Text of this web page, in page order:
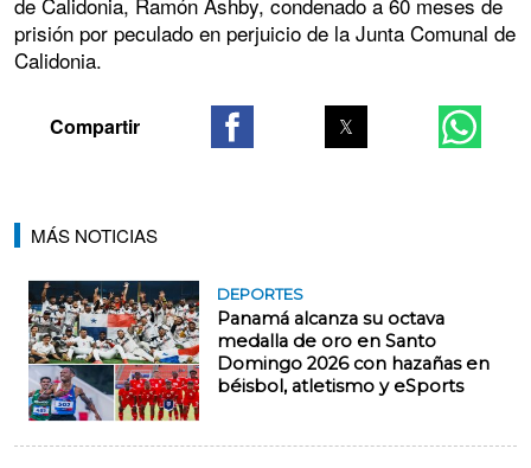
prisión por peculado en perjuicio de la Junta Comunal de
Calidonia.
MÁS NOTICIAS
DEPORTES
Panamá alcanza su octava
medalla de oro en Santo
Domingo 2026 con hazañas en
béisbol, atletismo y eSports